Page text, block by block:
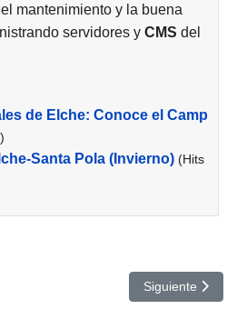
mantenimiento y la buena
servidores y CMS del
de Elche: Conoce el Camp
Santa Pola (Invierno) (Hits
del Castillo de Neuschwanstein no
Artículo
Siguiente